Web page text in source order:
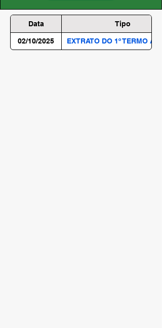
Data Tipo
02/10/2025 EXTRATO DO 1º TERMO